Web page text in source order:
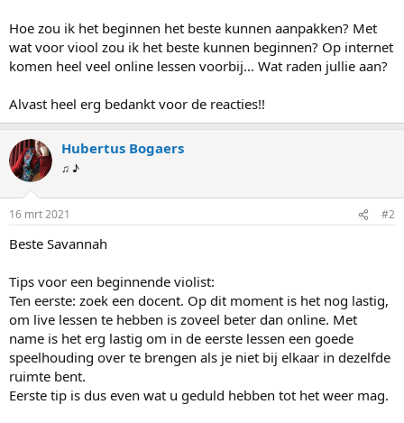
Hoe zou ik het beginnen het beste kunnen aanpakken? Met
wat voor viool zou ik het beste kunnen beginnen? Op internet
komen heel veel online lessen voorbij... Wat raden jullie aan?
Alvast heel erg bedankt voor de reacties!!
Hubertus Bogaers
♫ ♪
16 mrt 2021 #2
Beste Savannah
Tips voor een beginnende violist:
Ten eerste: zoek een docent. Op dit moment is het nog lastig,
om live lessen te hebben is zoveel beter dan online. Met
name is het erg lastig om in de eerste lessen een goede
speelhouding over te brengen als je niet bij elkaar in dezelfde
ruimte bent.
Eerste tip is dus even wat u geduld hebben tot het weer mag.